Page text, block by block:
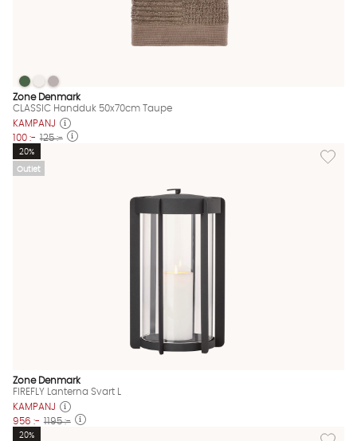
CLASSIC Handduk 50x70cm Taupe Finns även i dessa färger:
CLASSIC Handduk 50x70cm Taupe
CLASSIC Handduk 50x70cm Taupe
CLASSIC Handduk 50x70cm Taupe
Zone Denmark
CLASSIC Handduk 50x70cm Taupe
KAMPANJ
100 :- 125 :-
Outlet
Lägg
20%
Zone Denmark
FIREFLY Lanterna Svart L
KAMPANJ
956 :- 1195 :-
Lägg
20%